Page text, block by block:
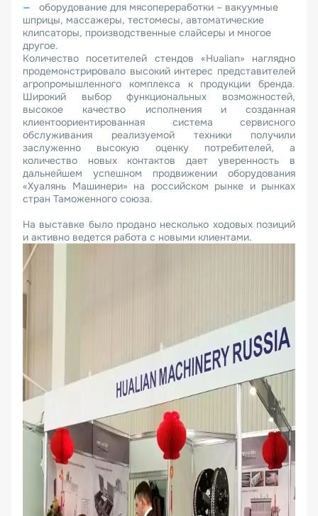
оборудование для мясопереработки – вакуумные
шприцы, массажеры, тестомесы, автоматические
клипсаторы, производственные слайсеры и многое
другое.
Количество посетителей стендов «Hualian» наглядно
продемонстрировало высокий интерес представителей
агропромышленного комплекса к продукции бренда.
Широкий выбор функциональных возможностей,
высокое качество исполнения и созданная
клиентоориентированная система сервисного
обслуживания реализуемой техники получили
заслуженно высокую оценку потребителей, а
количество новых контактов дает уверенность в
дальнейшем успешном продвижении оборудования
«Хуалянь Машинери» на российском рынке и рынках
стран Таможенного союза.
На выставке было продано несколько ходовых позиций
и активно ведется работа с новыми клиентами.